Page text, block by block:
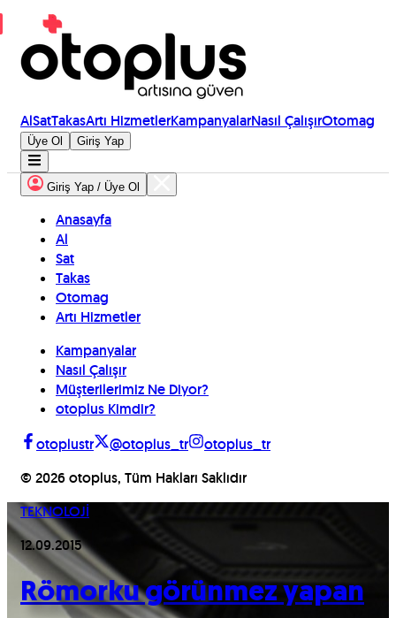
AlSatTakasArtı HizmetlerKampanyalarNasıl ÇalışırOtomag
Üye Ol Giriş Yap
Giriş Yap / Üye Ol
Anasayfa
Al
Sat
Takas
Otomag
Artı Hizmetler
Kampanyalar
Nasıl Çalışır
Müşterilerimiz Ne Diyor?
otoplus Kimdir?
otoplustr
@otoplus_tr
otoplus_tr
© 2026 otoplus, Tüm Hakları Saklıdır
TEKNOLOJİ
12.09.2015
Römorku görünmez yapan